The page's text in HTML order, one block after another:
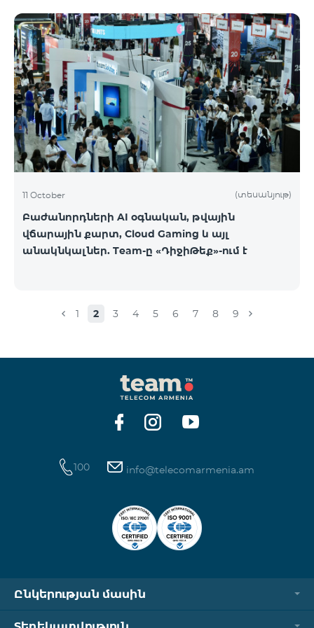
11 October (տեսանյութ)
Բաժանորդների AI օգնական, թվային
վճարային քարտ, Cloud Gaming և այլ
անակնկալներ. Team-ը «ԴիջիԹեք»-ում է
1 2 3 4 5 6 7 8 9
100 info@telecomarmenia.am
Ընկերության մասին